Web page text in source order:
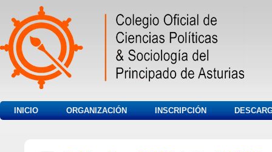
INICIO ORGANIZACIÓN INSCRIPCIÓN